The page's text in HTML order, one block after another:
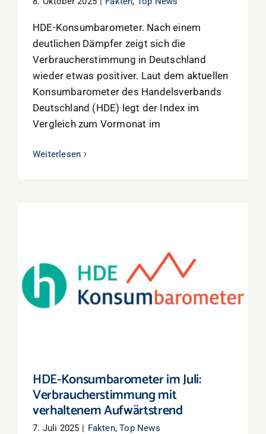
HDE-Konsumbarometer. Nach einem
deutlichen Dämpfer zeigt sich die
Verbraucherstimmung in Deutschland
wieder etwas positiver. Laut dem aktuellen
Konsumbarometer des Handelsverbands
Deutschland (HDE) legt der Index im
Vergleich zum Vormonat im
Weiterlesen
HDE-Konsumbarometer im Juli:
Verbraucherstimmung mit verhaltenem
Aufwärtstrend
HDE-Konsumbarometer im Juli:
Verbraucherstimmung mit
verhaltenem Aufwärtstrend
7. Juli 2025 | Fakten,Top News